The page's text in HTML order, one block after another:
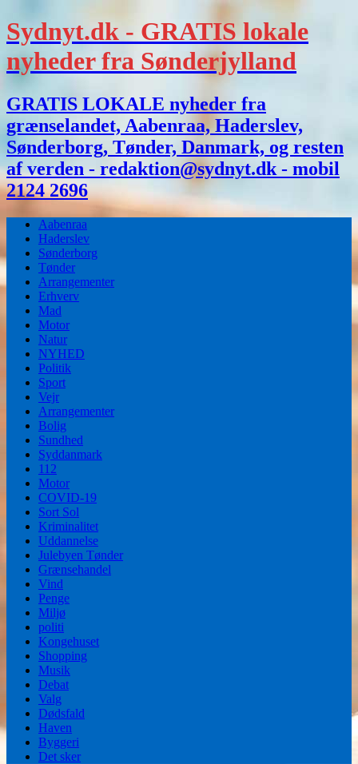
Sydnyt.dk - GRATIS lokale
nyheder fra Sønderjylland
GRATIS LOKALE nyheder fra
grænselandet, Aabenraa, Haderslev,
Sønderborg, Tønder, Danmark, og resten
af verden - redaktion@sydnyt.dk - mobil
2124 2696
Aabenraa
Haderslev
Sønderborg
Tønder
Arrangementer
Erhverv
Mad
Motor
Natur
NYHED
Politik
Sport
Vejr
Arrangementer
Bolig
Sundhed
Syddanmark
112
Motor
COVID-19
Sort Sol
Kriminalitet
Uddannelse
Julebyen Tønder
Grænsehandel
Vind
Penge
Miljø
politi
Kongehuset
Shopping
Musik
Debat
Valg
Dødsfald
Haven
Byggeri
Det sker